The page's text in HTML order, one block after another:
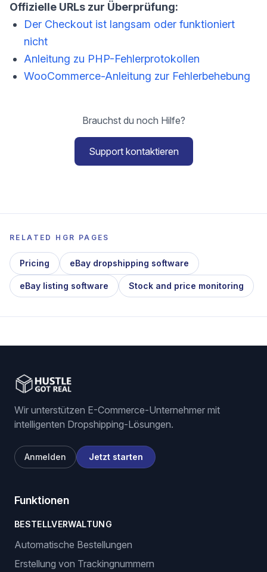
Offizielle URLs zur Überprüfung:
Der Checkout ist langsam oder funktioniert
nicht
Anleitung zu PHP-Fehlerprotokollen
WooCommerce-Anleitung zur Fehlerbehebung
Brauchst du noch Hilfe?
Support kontaktieren
RELATED HGR PAGES
Pricing eBay dropshipping software
eBay listing software Stock and price monitoring
Wir unterstützen E-Commerce-Unternehmer mit
intelligenten Dropshipping-Lösungen.
Anmelden Jetzt starten
Funktionen
BESTELLVERWALTUNG
Automatische Bestellungen
Erstellung von Trackingnummern